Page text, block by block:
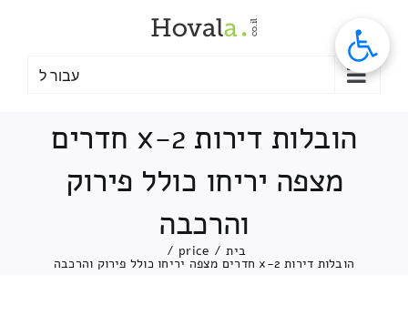
עבור ל
הובלות דירות 2-x חדרים
מצפה יריחו כולל פירוק
והרכבה
בית /
price
/
הובלות דירות 2-x חדרים מצפה יריחו כולל פירוק והרכבה